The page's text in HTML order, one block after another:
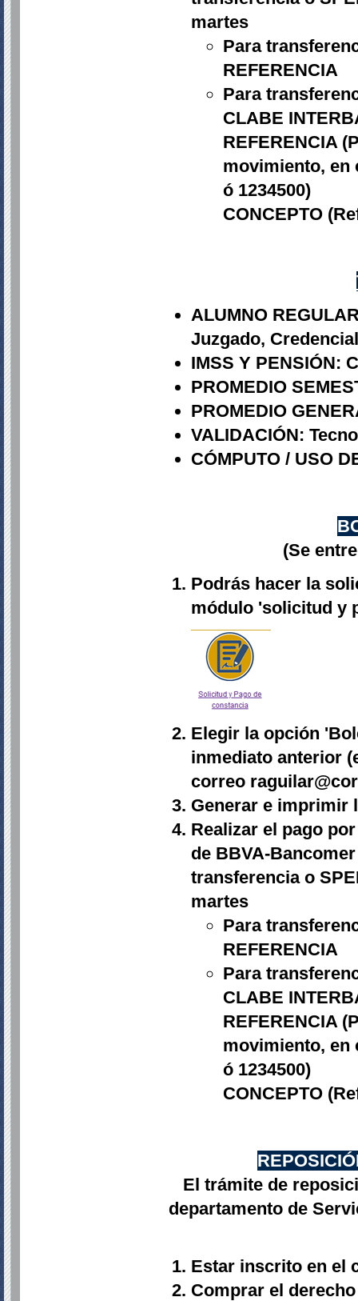
martes
Para
REFERENCIA
Para
CLABE
REFERENCIA
movimiento, en
ó 1234500)
CONCEPTO
ALUMNO
Juzgado,
IMSS Y PENSIÓN:
PROMEDIO
PROMEDIO
VALIDACIÓN:
CÓMPUTO / USO
(Se
Podrás hacer la
módulo 'solicitud y
Elegir la opción
inmediato anterior
correo
Generar e imprimir
Realizar el pago
de BBVA-
transferencia o
martes
Para
REFERENCIA
Para
CLABE
REFERENCIA
movimiento, en
ó 1234500)
CONCEPTO
El trámite de
departamento de
Estar inscrito en el
Comprar el